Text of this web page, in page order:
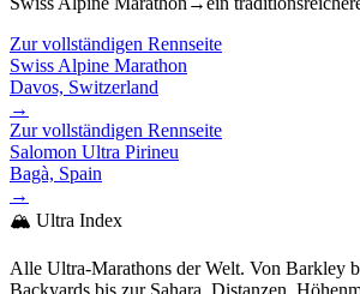
Zur vollständigen Rennseite
Swiss Alpine Marathon
Davos, Switzerland
→
Zur vollständigen Rennseite
Salomon Ultra Pirineu
Bagà, Spain
→
🏔️ Ultra Index
Alle Ultra-Marathons der Welt. Von Barkley
Backyards bis zur Sahara. Distanzen,